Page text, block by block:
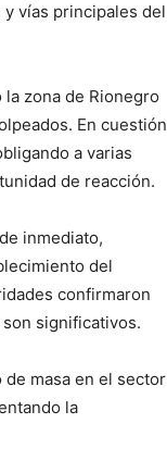
vías principales del
zona de Rionegro
En cuestión
a varias
de reacción.
inmediato,
del
confirmaron
significativos.
masa en el sector
la